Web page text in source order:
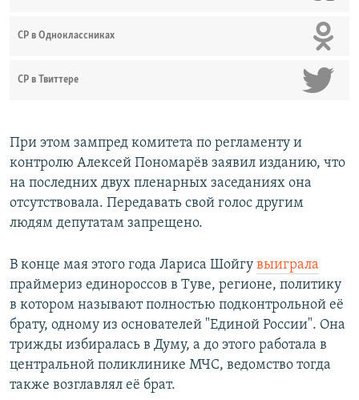
СР в Одноклассниках
СР в Твиттере
При этом зампред комитета по регламенту и
контролю Алексей Пономарёв заявил изданию, что
на последних двух пленарных заседаниях она
отсутствовала. Передавать свой голос другим
людям депутатам запрещено.
В конце мая этого года Лариса Шойгу выиграла
праймериз единороссов в Туве, регионе, политику
в котором называют полностью подконтрольной её
брату, одному из основателей "Единой России".​ Она
трижды избиралась в Думу, а до этого работала в
центральной поликлинике МЧС, ведомство тогда
также возглавлял её брат.